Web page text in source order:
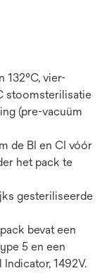
132°C, vier-
stoomsterilisatie
(pre-vacuüm
de BI en CI vóór
het pack te
gesteriliseerde
bevat een
5 en een
1492V.